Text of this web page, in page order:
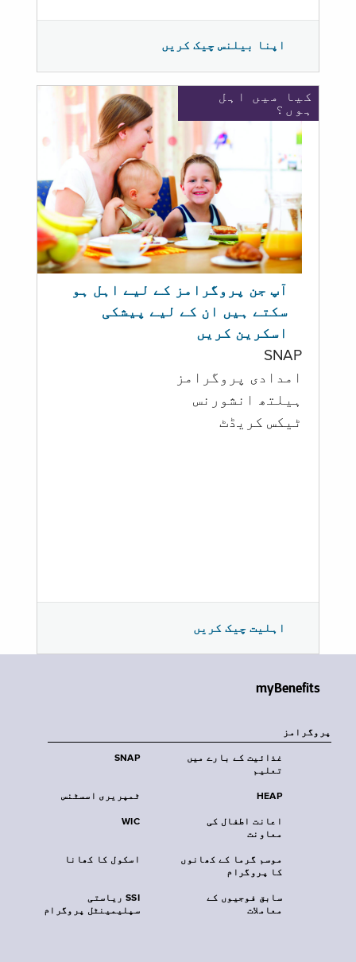
اپنا بیلنس چیک کریں
کیا میں اہل
ہوں؟
آپ جن پروگرامز کے لیے اہل ہو
سکتے ہیں ان کے لیے پیشکی
اسکرین کریں
SNAP
امدادی پروگرامز
‏ہیلتھ انشورنس
ٹیکس کریڈٹ
اہلیت چیک کریں
myBenefits
پروگرامز
SNAP
غذائیت کے بارے میں
تعلیم
ٹمپریری اسسٹنس HEAP
WIC
اعانت اطفال کی
معاونت
اسکول کا کھانا
موسم گرما کے کھانوں
کا پروگرام
SSI ریاستی
سپلیمینٹل پروگرام
سابق فوجیوں کے
معاملات